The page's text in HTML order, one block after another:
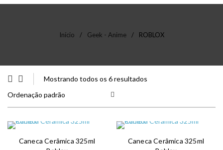
Início / Geek - Anime / ROBLOX
Mostrando todos os 6 resultados
Ordenação padrão
Caneca Cerâmica 325ml
Caneca Cerâmica 325ml